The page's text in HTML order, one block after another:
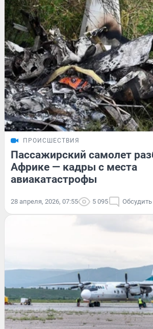
ПРОИСШЕСТВИЯ
Пассажирский самолет
Африке — кадры с места
авиакатастрофы
28 апреля, 2026, 07:55 5 095 Обсудить